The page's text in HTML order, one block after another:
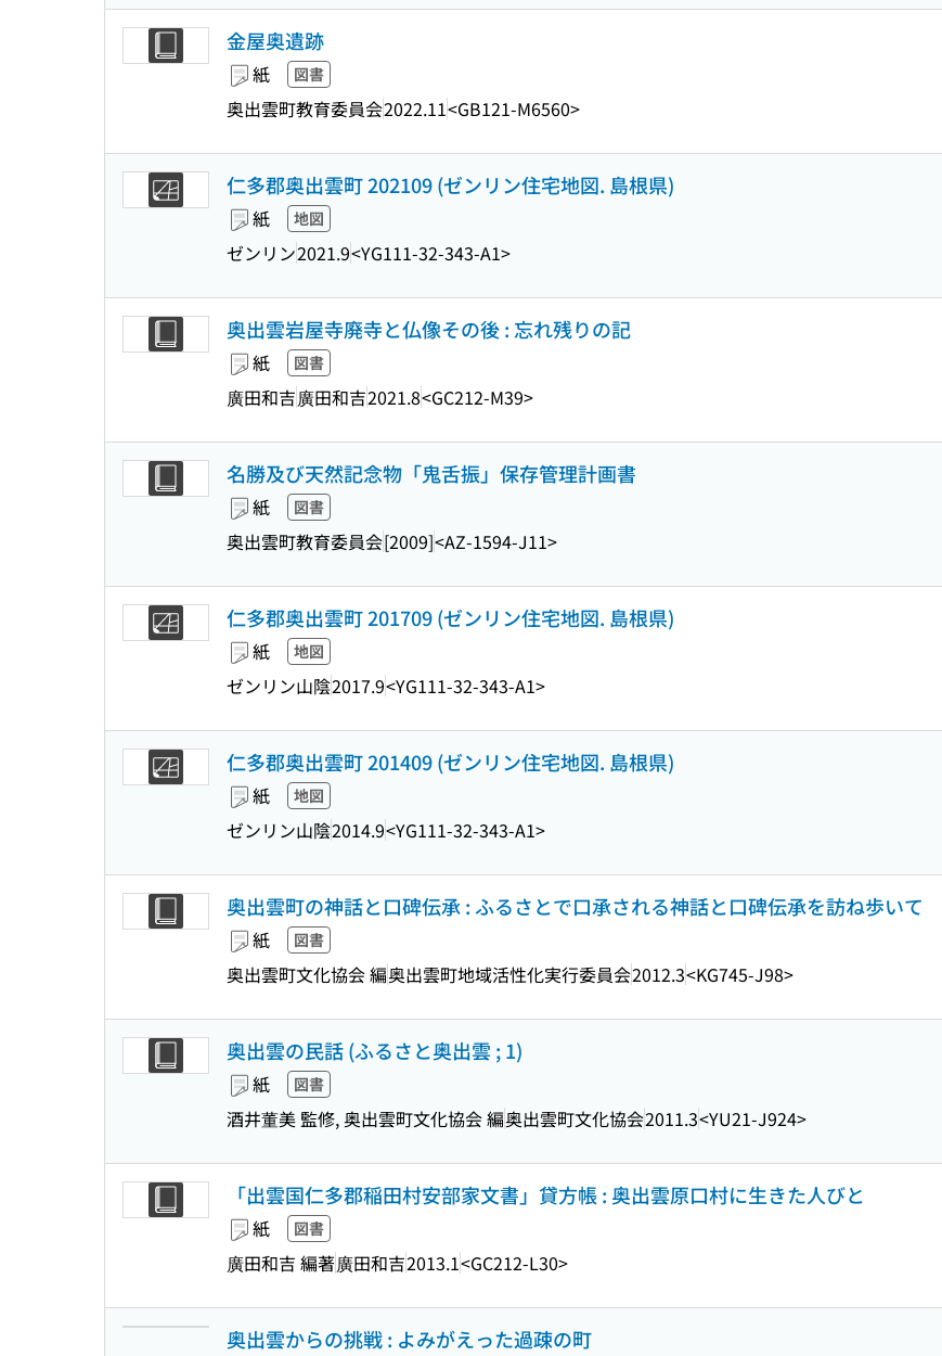
金屋奥遺跡
紙 図書
奥出雲町教育委員会2022.11<GB121-M6560>
仁多郡奥出雲町 202109 (ゼンリン住宅地図. 島根県)
紙 地図
ゼンリン2021.9<YG111-32-343-A1>
奥出雲岩屋寺廃寺と仏像その後 : 忘れ残りの記
紙 図書
廣田和吉廣田和吉2021.8<GC212-M39>
名勝及び天然記念物「鬼舌振」保存管理計画書
紙 図書
奥出雲町教育委員会[2009]<AZ-1594-J11>
仁多郡奥出雲町 201709 (ゼンリン住宅地図. 島根県)
紙 地図
ゼンリン山陰2017.9<YG111-32-343-A1>
仁多郡奥出雲町 201409 (ゼンリン住宅地図. 島根県)
紙 地図
ゼンリン山陰2014.9<YG111-32-343-A1>
奥出雲町の神話と口碑伝承 : ふるさとで口承される神話と口碑伝承を訪ね歩いて
紙 図書
奥出雲町文化協会 編奥出雲町地域活性化実行委員会2012.3<KG745-J98>
奥出雲の民話 (ふるさと奥出雲 ; 1)
紙 図書
酒井董美 監修, 奥出雲町文化協会 編奥出雲町文化協会2011.3<YU21-J924>
「出雲国仁多郡稲田村安部家文書」貸方帳 : 奥出雲原口村に生きた人びと
紙 図書
廣田和吉 編著廣田和吉2013.1<GC212-L30>
奥出雲からの挑戦 : よみがえった過疎の町